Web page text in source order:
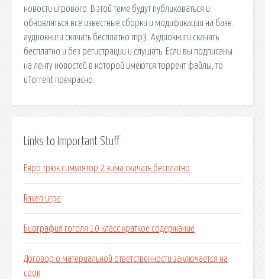
новости игрового. В этой теме будут публиковаться и
обновляться все известные сборки и модификации на базе.
аудиокниги скачать бесплатно mp3. Аудиокниги скачать
бесплатно и без регистрации и слушать. Если вы подписаны
на ленту новостей в которой имеются торрент файлы, то
uTorrent прекрасно.
Links to Important Stuff
Евро трюк симулятор 2 зима скачать бесплатно
Raven игра
Биография гоголя 10 класс краткое содержание
Договор о материальной ответственности заключается на
срок